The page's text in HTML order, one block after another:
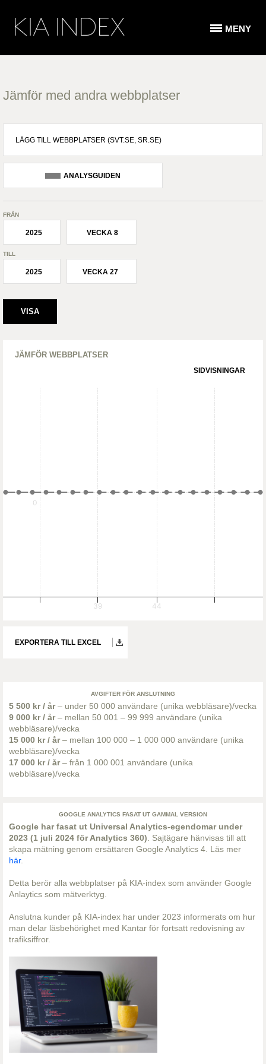
MENY
Jämför med andra webbplatser
ANALYSGUIDEN
FRÅN
2025 VECKA 8
TILL
2025 VECKA 27
JÄMFÖR WEBBPLATSER
SIDVISNINGAR
0
39 44
EXPORTERA TILL EXCEL
AVGIFTER FÖR ANSLUTNING
5 500 kr / år– under 50 000 användare (unika webbläsare)/vecka
9 000 kr / år– mellan 50 001 – 99 999 användare (unika
webbläsare)/vecka
15 000 kr / år– mellan 100 000 – 1 000 000 användare (unika
webbläsare)/vecka
17 000 kr / år– från 1 000 001 användare (unika
webbläsare)/vecka
GOOGLE ANALYTICS FASAT UT GAMMAL VERSION
Google har fasat ut Universal Analytics-egendomar under
2023 (1 juli 2024 för Analytics 360) . Sajtägare hänvisas till att
skapa mätning genom ersättaren Google Analytics 4. Läs mer
här.
Detta berör alla webbplatser på KIA-index som använder Google
Anlaytics som mätverktyg.
Anslutna kunder på KIA-index har under 2023 informerats om hur
man delar läsbehörighet med Kantar för fortsatt redovisning av
trafiksiffror.